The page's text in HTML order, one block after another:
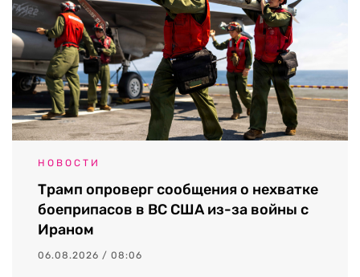
НОВОСТИ
Трамп опроверг сообщения о нехватке
боеприпасов в ВС США из-за войны с
Ираном
06.08.2026 / 08:06